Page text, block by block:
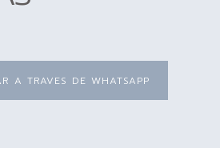
A TRAVES DE WHATSAPP